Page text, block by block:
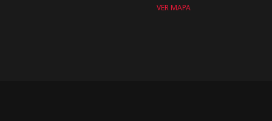
VER MAPA